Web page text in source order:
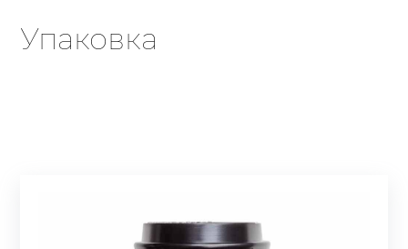
Упаковка